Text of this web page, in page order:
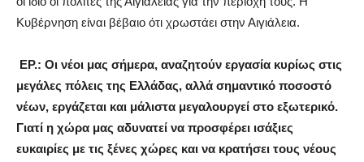
Κυβέρνηση είναι βέβαιο ότι χρωστάει στην Αιγιάλεια.
ΕΡ.: Οι νέοι μας σήμερα, αναζητούν εργασία κυρίως στις
μεγάλες πόλεις της Ελλάδας, αλλά σημαντικό ποσοστό
νέων, εργάζεται και μάλιστα μεγαλουργεί στο εξωτερικό.
Γιατί η χώρα μας αδυνατεί να προσφέρει ισάξιες
ευκαιρίες με τις ξένες χώρες και να κρατήσει τους νέους